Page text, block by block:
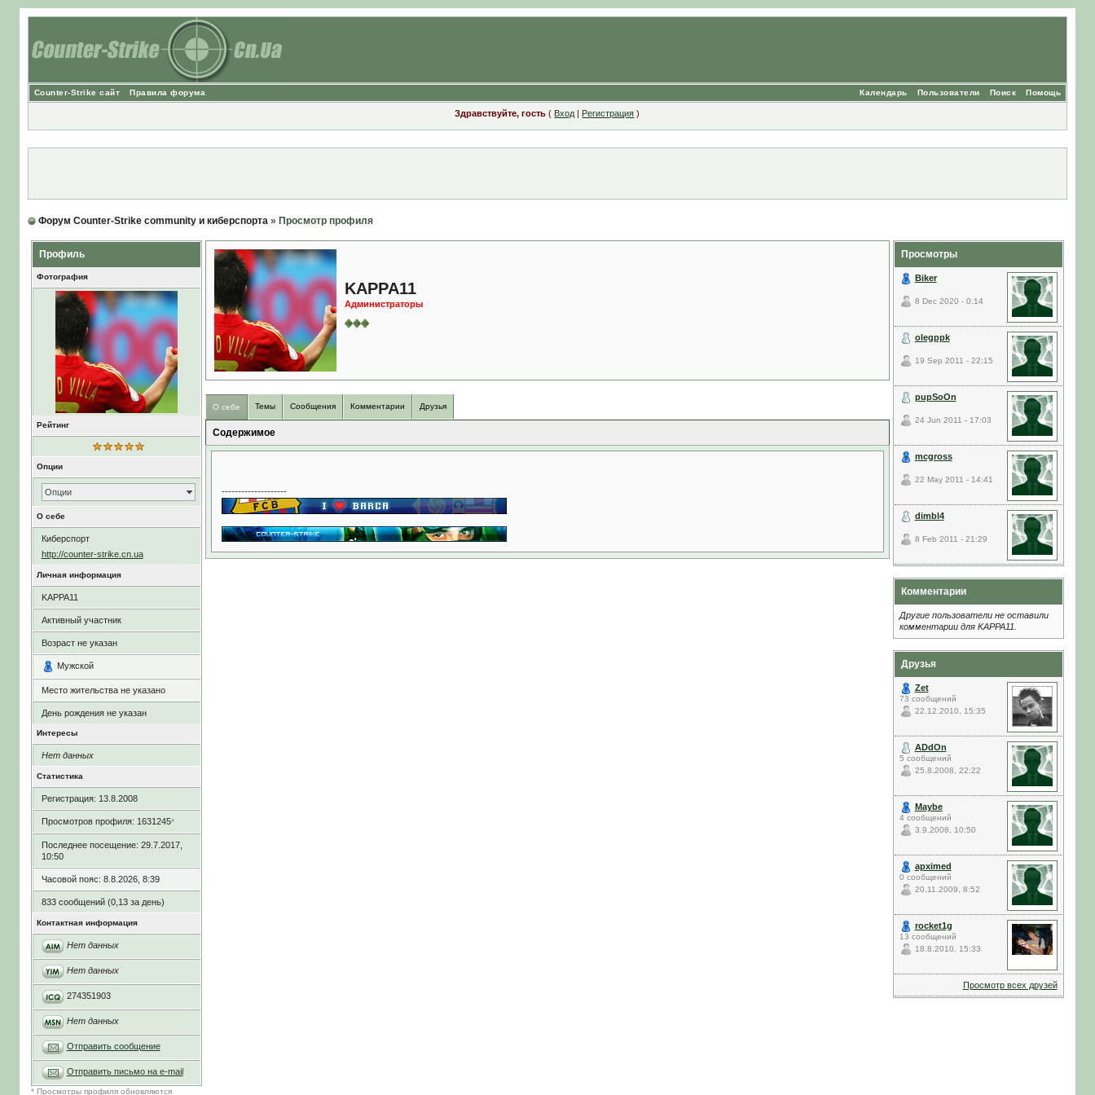
Counter-Strike сайт Правила форума Помощь
Поиск
Пользователи
Календарь
Здравствуйте, гость ( Вход | Регистрация )
Форум Counter-Strike community и киберспорта» Просмотр профиля
Профиль
Фотография
Рейтинг
Опции
Опции
О себе
Киберспорт
http://counter-strike.cn.ua
Личная информация
KAPPA11
Активный участник
Возраст не указан
Мужской
Место жительства не указано
День рождения не указан
Интересы
Нет данных
Статистика
Регистрация: 13.8.2008
Просмотров профиля: 1631245*
Последнее посещение: 29.7.2017,
10:50
Часовой пояс: 8.8.2026, 8:39
833 сообщений (0,13 за день)
Контактная информация
Нет данных
Нет данных
274351903
Нет данных
Отправить сообщение
Отправить письмо на e-mail
* Просмотры профиля обновляются
KAPPA11
Администраторы
О себе Темы Сообщения Комментарии Друзья
Содержимое
--------------------
Просмотры
Biker
8 Dec 2020 - 0:14
olegppk
19 Sep 2011 - 22:15
pupSoOn
24 Jun 2011 - 17:03
mcgross
22 May 2011 - 14:41
dimbl4
8 Feb 2011 - 21:29
Комментарии
Другие пользователи не оставили
комментарии для KAPPA11.
Друзья
Zet
73 сообщений
22.12.2010, 15:35
ADdOn
5 сообщений
25.8.2008, 22:22
Maybe
4 сообщений
3.9.2008, 10:50
apximed
0 сообщений
20.11.2009, 8:52
rocket1g
13 сообщений
18.8.2010, 15:33
Просмотр всех друзей